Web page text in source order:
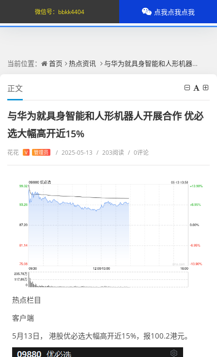
当前位置： 首页 热点资讯 与华为就具身智能和人形机器人开展合作 优必选大幅高开近15%
正文
与华为就具身智能和人形机器人开展合作 优必
选大幅高开近15%
花花 V 管理员 / 2025-05-13 / 203阅读 / 0评论
热点栏目
客户端
5月13日， 港股优必选大幅高开近15%，报100.2港元。
微信号： bbkk4404 点我点我点我